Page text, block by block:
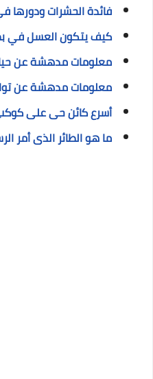
فائدة الحشرات ودورها
كيف يتكون العسل في
معلومات مدهشة عن
معلومات مدهشة عن
أسرع كائن حى على
ما هو الطائر الذى أمر